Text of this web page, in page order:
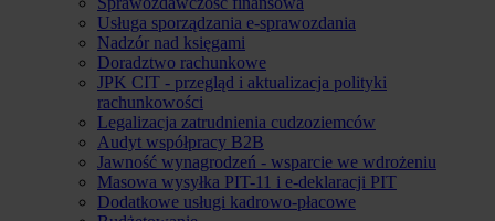
Usługa sporządzania e-sprawozdania
Nadzór nad księgami
Doradztwo rachunkowe
JPK CIT - przegląd i aktualizacja polityki
rachunkowości
Legalizacja zatrudnienia cudzoziemców
Audyt współpracy B2B
Jawność wynagrodzeń - wsparcie we wdrożeniu
Masowa wysyłka PIT-11 i e-deklaracji PIT
Dodatkowe usługi kadrowo-płacowe